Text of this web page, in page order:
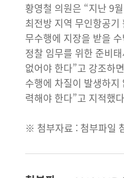
황영철 의원은 “지난 9
최전방 지역 무인항공
무수행에 지장을 받을
정찰 임무를 위한 준비
없어야 한다”고 강조하
수행에 차질이 발생하
력해야 한다”고 지적했
※ 첨부자료 : 첨부파일